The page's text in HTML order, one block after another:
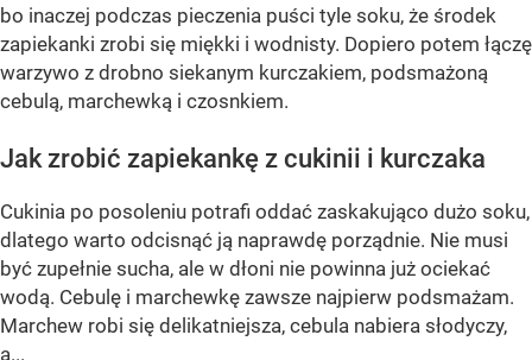
bo inaczej podczas pieczenia puści tyle soku, że środek
zapiekanki zrobi się miękki i wodnisty. Dopiero potem łączę
warzywo z drobno siekanym kurczakiem, podsmażoną
cebulą, marchewką i czosnkiem.
Jak zrobić zapiekankę z cukinii i kurczaka
Cukinia po posoleniu potrafi oddać zaskakująco dużo soku,
dlatego warto odcisnąć ją naprawdę porządnie. Nie musi
być zupełnie sucha, ale w dłoni nie powinna już ociekać
wodą. Cebulę i marchewkę zawsze najpierw podsmażam.
Marchew robi się delikatniejsza, cebula nabiera słodyczy,
a...